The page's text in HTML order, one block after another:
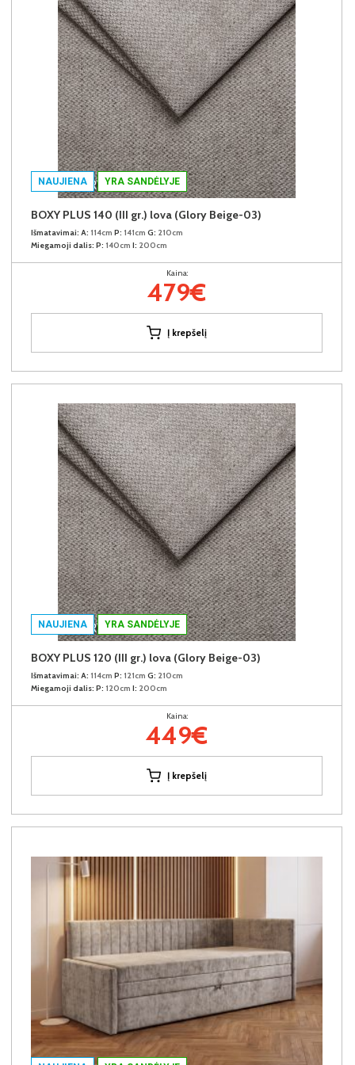
NAUJIENA YRA SANDĖLYJE
BOXY PLUS 140 (III gr.) lova (Glory Beige-03)
Išmatavimai: A: 114cm P: 141cm G: 210cm
Miegamoji dalis: P: 140cm I: 200cm
Kaina:
479€
Į krepšelį
NAUJIENA YRA SANDĖLYJE
BOXY PLUS 120 (III gr.) lova (Glory Beige-03)
Išmatavimai: A: 114cm P: 121cm G: 210cm
Miegamoji dalis: P: 120cm I: 200cm
Kaina:
449€
Į krepšelį